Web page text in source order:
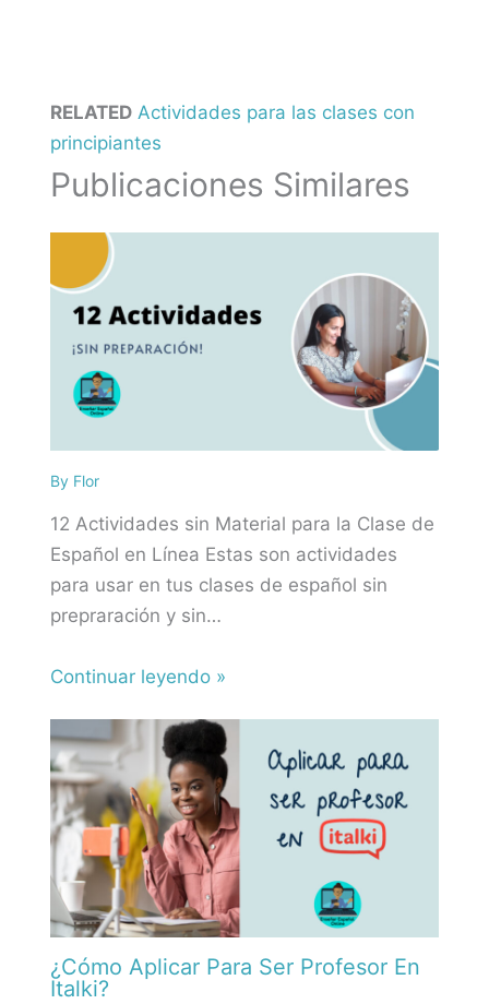
RELATED Actividades para las clases con
principiantes
Publicaciones Similares
By Flor
12 Actividades sin Material para la Clase de
Español en Línea Estas son actividades
para usar en tus clases de español sin
prepraración y sin…
Continuar leyendo »
¿Cómo Aplicar Para Ser Profesor En
Italki?